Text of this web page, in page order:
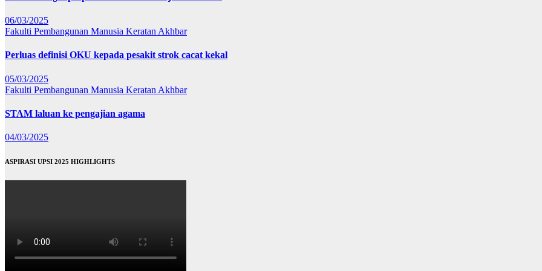
06/03/2025
Fakulti Pembangunan Manusia Keratan Akhbar
Perluas definisi OKU kepada pesakit strok cacat kekal
05/03/2025
Fakulti Pembangunan Manusia Keratan Akhbar
STAM laluan ke pengajian agama
04/03/2025
ASPIRASI UPSI 2025 HIGHLIGHTS